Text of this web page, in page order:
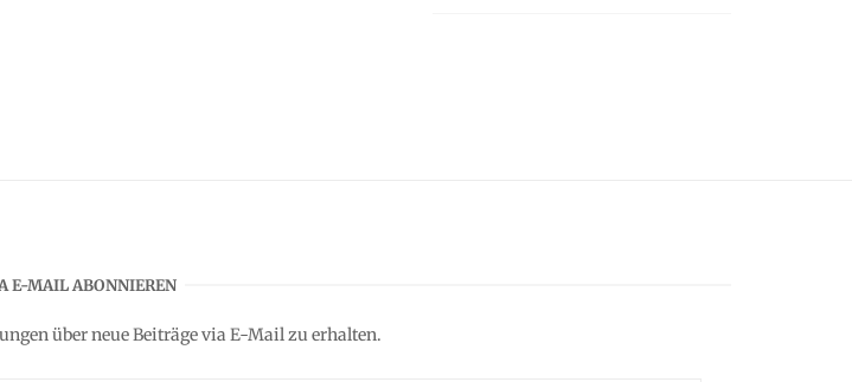
E-MAIL ABONNIEREN
über neue Beiträge via E-Mail zu erhalten.